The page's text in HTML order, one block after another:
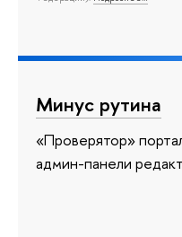
Минус рутина
«Проверятор»
админ-панели